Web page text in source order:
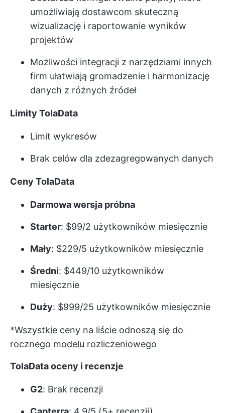
umożliwiają dostawcom skuteczną
wizualizację i raportowanie wyników
projektów
Możliwości integracji z narzędziami innych
firm ułatwiają gromadzenie i harmonizację
danych z różnych źródeł
Limity TolaData
Limit wykresów
Brak celów dla zdezagregowanych danych
Ceny TolaData
Darmowa wersja próbna
Starter: $99/2 użytkowników miesięcznie
Mały: $229/5 użytkowników miesięcznie
Średni: $449/10 użytkowników
miesięcznie
Duży: $999/25 użytkowników miesięcznie
*Wszystkie ceny na liście odnoszą się do
rocznego modelu rozliczeniowego
TolaData oceny i recenzje
G2: Brak recenzji